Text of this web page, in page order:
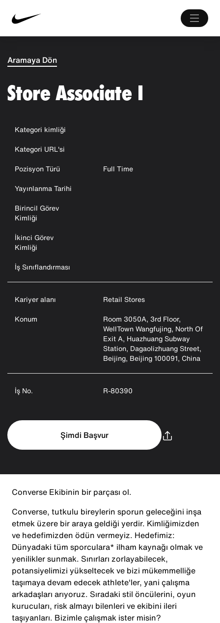
Aramaya Dön
Store Associate I
Kategori kimliği
Kategori URL'si
Pozisyon Türü
Full Time
Yayınlanma Tarihi
Birincil Görev
Kimliği
İkinci Görev
Kimliği
İş Sınıflandırması
Kariyer alanı
Retail Stores
Konum
Room 3050A, 3rd Floor,
WellTown Wangfujing, North Of
Exit A, Huazhuang Subway
Station, Dagaolizhuang Street,
Beijing, Beijing 100091, China
İş No. R-80390
Şimdi Başvur
Converse Ekibinin bir parçası ol.
Converse, tutkulu bireylerin sporun geleceğini inşa
etmek üzere bir araya geldiği yerdir. Kimliğimizden
ve hedefimizden ödün vermeyiz. Hedefimiz:
Dünyadaki tüm sporculara* ilham kaynağı olmak ve
yenilikler sunmak. Sınırları zorlayabilecek,
potansiyelimizi yükseltecek ve bizi mükemmelliğe
taşımaya devam edecek athlete'ler, yani çalışma
arkadaşları arıyoruz. Sıradaki stil öncülerini, oyun
kurucuları, risk almayı bilenleri ve ekibini ileri
taşıyanları. Bizimle çalışmak ister misin?